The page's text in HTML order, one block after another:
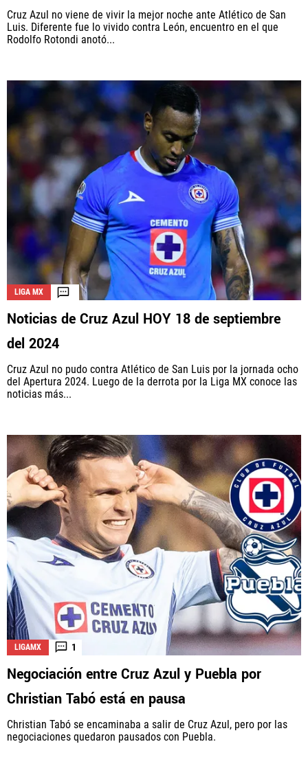
Cruz Azul no viene de vivir la mejor noche ante Atlético de San
Luis. Diferente fue lo vivido contra León, encuentro en el que
Rodolfo Rotondi anotó...
LIGA MX
Noticias de Cruz Azul HOY 18 de septiembre
del 2024
Cruz Azul no pudo contra Atlético de San Luis por la jornada ocho
del Apertura 2024. Luego de la derrota por la Liga MX conoce las
noticias más...
LIGAMX 1
Negociación entre Cruz Azul y Puebla por
Christian Tabó está en pausa
Christian Tabó se encaminaba a salir de Cruz Azul, pero por las
negociaciones quedaron pausados con Puebla.